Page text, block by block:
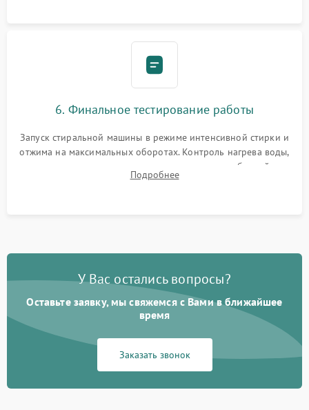
6. Финальное тестирование работы
Запуск стиральной машины в режиме интенсивной стирки и
отжима на максимальных оборотах. Контроль нагрева воды,
корректности слива, отсутствия излишних вибраций,
посторонних стуков и протечек под корпусом.
Подробнее
У Вас остались вопросы?
Оставьте заявку, мы свяжемся с Вами в ближайшее
время
Заказать звонок